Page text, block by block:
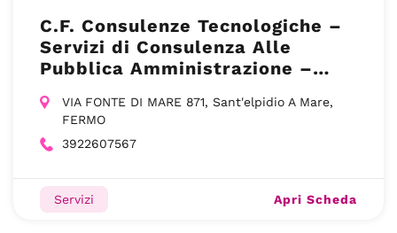
C.F. Consulenze Tecnologiche –
Servizi di Consulenza Alle
Pubblica Amministrazione –
VIA FONTE DI MARE 871, Sant'elpidio A Mare,
FERMO
3922607567
Servizi Apri Scheda